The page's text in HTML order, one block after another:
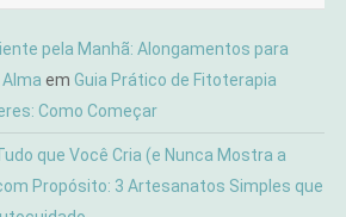
pela Manhã: Alongamentos para
em Guia Prático de Fitoterapia
Como Começar
que Você Cria (e Nunca Mostra a
Propósito: 3 Artesanatos Simples que